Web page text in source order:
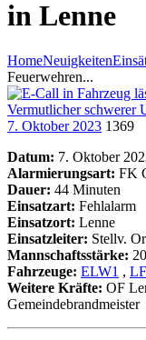
in Lenne
HomeNeuigkeiten
Feuerwehren...
7. Oktober 2023 1369
Datum: 7. Oktober
Alarmierungsart: FK
Dauer: 44 Minuten
Einsatzart: Fehlalarm
Einsatzort: Lenne
Einsatzleiter: Stellv.
Mannschaftsstärke: 20
Fahrzeuge: ELW1 ,
Weitere Kräfte: OF
Gemeindebrandmeister